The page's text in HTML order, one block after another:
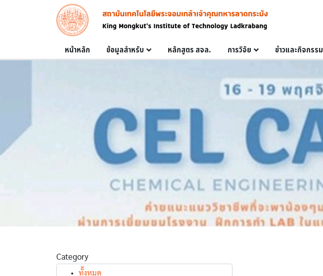
Skip to main content
Image
Main navigation
หน้าหลัก ข้อมูลสำหรับ หลักสูตร สจล. การวิจัย ข่าวและกิจกรรม
Category
ทั้งหมด